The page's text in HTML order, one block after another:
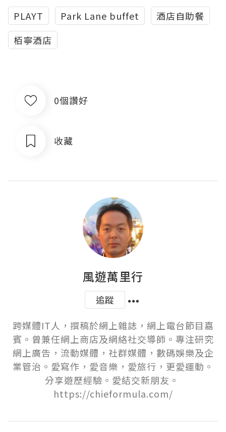
PLAYT Park Lane buffet
酒店自助餐
栢寧酒店
0個讚好
收藏
風遊萬里行
追蹤
跨媒體IT人，撰稿於網上雜誌，網上電台節目嘉
賓。曾兼任網上商店及網絡社交導師。專注研究
網上廣告，流動媒體，社群媒體，數碼娛樂及企
業管治。愛寫作，愛音樂，愛旅行，更愛運動。
分享遊歷經驗。愛結交新朋友。
https://chieformula.com/